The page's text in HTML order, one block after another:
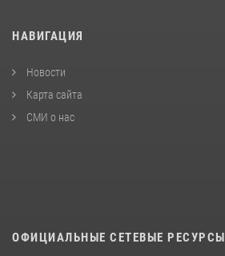
НАВИГАЦИЯ
Новости
Карта сайта
СМИ о нас
ОФИЦИАЛЬНЫЕ СЕТЕВЫЕ РЕСУРСЫ